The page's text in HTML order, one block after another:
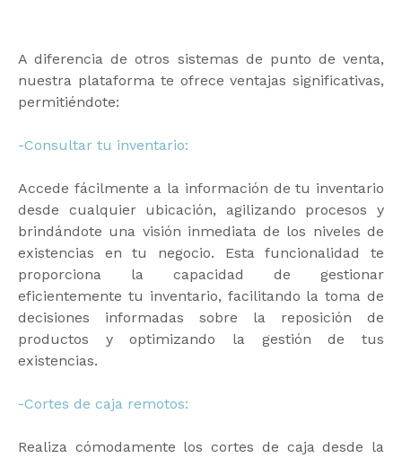
A diferencia de otros sistemas de punto de venta,
nuestra plataforma te ofrece ventajas significativas,
permitiéndote:
-Consultar tu inventario:
Accede fácilmente a la información de tu inventario
desde cualquier ubicación, agilizando procesos y
brindándote una visión inmediata de los niveles de
existencias en tu negocio. Esta funcionalidad te
proporciona la capacidad de gestionar
eficientemente tu inventario, facilitando la toma de
decisiones informadas sobre la reposición de
productos y optimizando la gestión de tus
existencias.
-Cortes de caja remotos:
Realiza cómodamente los cortes de caja desde la